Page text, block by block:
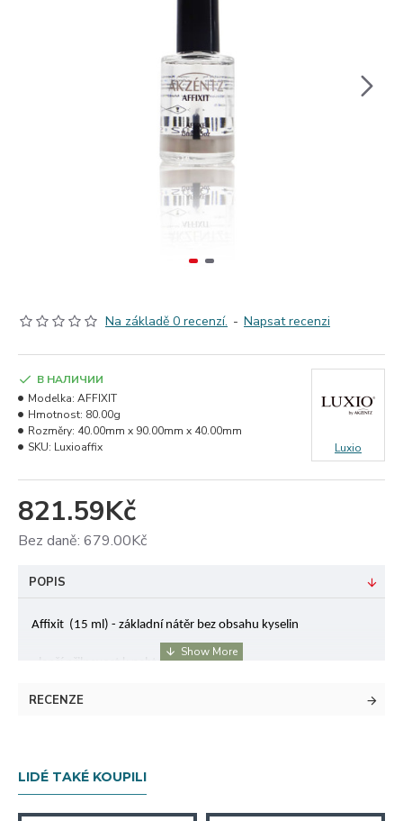
Na základě 0 recenzí. - Napsat recenzi
821.59Kč
Bez daně: 679.00Kč
В НАЛИЧИИ
Modelka: AFFIXIT
Hmotnost: 80.00g
Rozměry: 40.00mm x 90.00mm x 40.00mm
SKU: Luxioaffix Luxio
POPIS
Affixit  (15 ml) - základní nátěr bez obsahu kyselin
- lepší přilnavost k nehtové ploténce
RECENZE
LIDÉ TAKÉ KOUPILI